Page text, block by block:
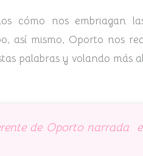
cómo nos embriagan
así mismo, Oporto nos
palabras y volando más
de Oporto narrada